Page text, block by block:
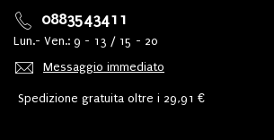
0883543411
Lun.- Ven.: 9 - 13 / 15 - 20
Messaggio immediato
Spedizione gratuita oltre i 29,91 €